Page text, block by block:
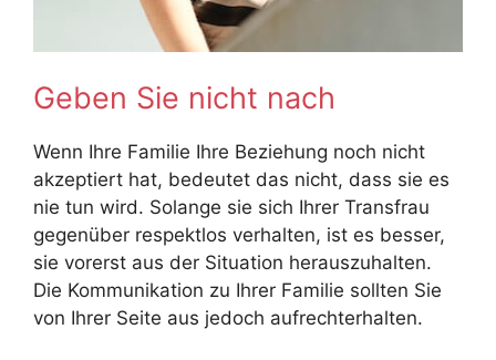
Geben Sie nicht nach
Wenn Ihre Familie Ihre Beziehung noch nicht
akzeptiert hat, bedeutet das nicht, dass sie es
nie tun wird. Solange sie sich Ihrer Transfrau
gegenüber respektlos verhalten, ist es besser,
sie vorerst aus der Situation herauszuhalten.
Die Kommunikation zu Ihrer Familie sollten Sie
von Ihrer Seite aus jedoch aufrechterhalten.